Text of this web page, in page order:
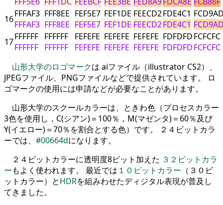
16FFFAF3
FFFAF3
FFF8EE
FFF8EE
FEF5E7
FEF5E7
FEF1DE
FEF1DE
FEECD2
FEECD2
FDE4C1
FDE4C1
17FFFFFF
FFFFFF
FFFFFF
FFFFFF
FEFEFE
FEFEFE
FEFEFE
FEFEFE
FEFEFE
FEFEFE
FDFDFD
FDFDFD
FCFCFC
FCFCFC
山形大学のロゴマークは aiファイル（illustrator CS2）、
JPEGファイル、PNGファイルなどで提供されています。 ロ
ゴマークの使用には申請などが必要なことがあります。
山形大学のスクールカラーは、ときわ色（プロセスカラー
3色を使用し，C(シアン)＝100％，M(マゼンタ)＝60％及び
Y(イエロー)＝70％を割合とする色）です。 ２４ビットカラ
ーでは、 #00664dになります。
２４ビットカラーに透明度8ビット加えた ３２ビットカラ
ーもよく使われます。 最近では １０ビットカラー （３０ビ
ットカラー）とHDRを組みわせたディジタル表現が普及し
てきました。